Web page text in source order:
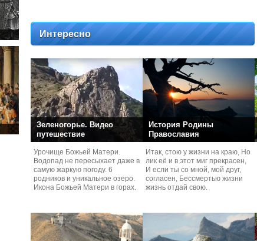
Интересно
Зеленогорье. Видео
путешествие
Урочище Божьей Матери.
Водопад не пересыхает даже в
самую жаркую погоду. 6
родников и уникальное озеро.
Икона Божьей Матери в горах.
История Родины
Православия
Итак, стою у жизни на краю, Но
лик её и в этот миг прекрасен,
И если ты со мной, мой друг,
согласен, Бессмертью жизни
жизнь отдай свою.